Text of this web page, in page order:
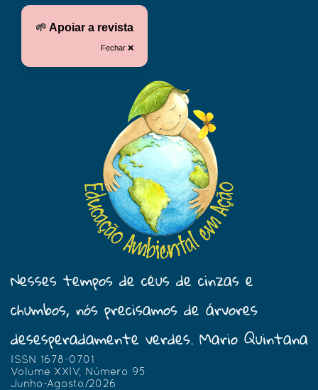
🌱 Apoiar a revista
Fechar ❌
Nesses tempos de céus de cinzas e
chumbos, nós precisamos de árvores
desesperadamente verdes. Mario Quintana
ISSN 1678-0701
Volume XXIV, Número 95
Junho-Agosto/2026